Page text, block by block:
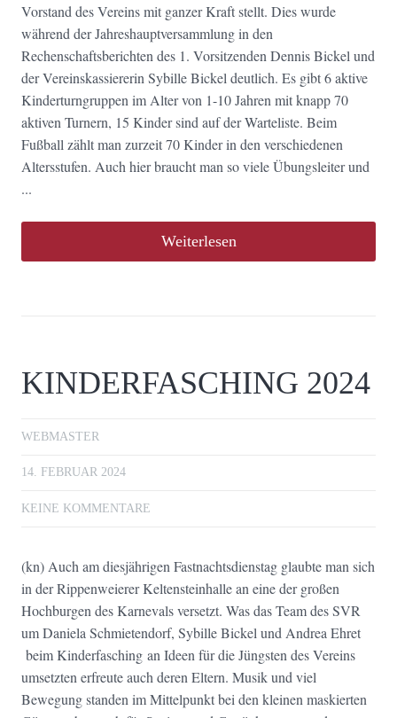
Vorstand des Vereins mit ganzer Kraft stellt. Dies wurde
während der Jahreshauptversammlung in den
Rechenschaftsberichten des 1. Vorsitzenden Dennis Bickel und
der Vereinskassiererin Sybille Bickel deutlich. Es gibt 6 aktive
Kinderturngruppen im Alter von 1-10 Jahren mit knapp 70
aktiven Turnern, 15 Kinder sind auf der Warteliste. Beim
Fußball zählt man zurzeit 70 Kinder in den verschiedenen
Altersstufen. Auch hier braucht man so viele Übungsleiter und
...
Weiterlesen
KINDERFASCHING 2024
WEBMASTER
14. FEBRUAR 2024
KEINE KOMMENTARE
(kn) Auch am diesjährigen Fastnachtsdienstag glaubte man sich
in der Rippenweierer Keltensteinhalle an eine der großen
Hochburgen des Karnevals versetzt. Was das Team des SVR
um Daniela Schmietendorf, Sybille Bickel und Andrea Ehret
beim Kinderfasching an Ideen für die Jüngsten des Vereins
umsetzten erfreute auch deren Eltern. Musik und viel
Bewegung standen im Mittelpunkt bei den kleinen maskierten